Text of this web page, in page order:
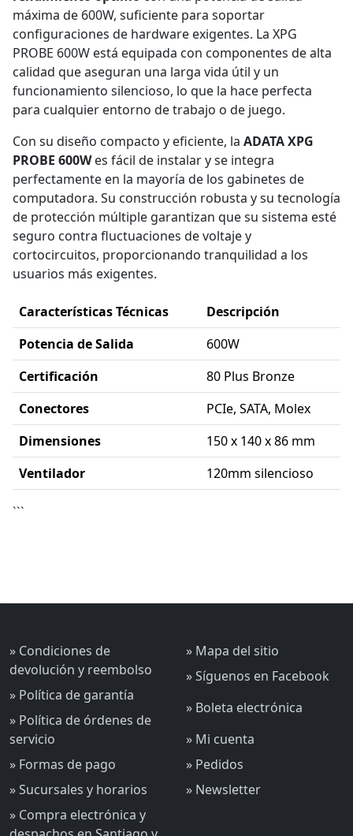
máxima de 600W, suficiente para soportar
configuraciones de hardware exigentes. La XPG
PROBE 600W está equipada con componentes de alta
calidad que aseguran una larga vida útil y un
funcionamiento silencioso, lo que la hace perfecta
para cualquier entorno de trabajo o de juego.
Con su diseño compacto y eficiente, la ADATA XPG
PROBE 600Wes fácil de instalar y se integra
perfectamente en la mayoría de los gabinetes de
computadora. Su construcción robusta y su tecnología
de protección múltiple garantizan que su sistema esté
seguro contra fluctuaciones de voltaje y
cortocircuitos, proporcionando tranquilidad a los
usuarios más exigentes.
Características Técnicas
Descripción
Potencia de Salida
600W
Certificación
80 Plus Bronze
Conectores
PCIe, SATA, Molex
Dimensiones
150 x 140 x 86 mm
Ventilador
120mm silencioso
```
» Condiciones de
devolución y reembolso
» Política de garantía
» Política de órdenes de
servicio
» Formas de pago
» Sucursales y horarios
» Compra electrónica y
» Mapa del sitio
» Síguenos en Facebook
» Boleta electrónica
» Mi cuenta
» Pedidos
» Newsletter